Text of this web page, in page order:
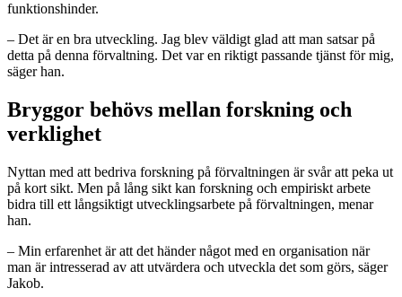
funktionshinder.
– Det är en bra utveckling. Jag blev väldigt glad att man satsar på
detta på denna förvaltning. Det var en riktigt passande tjänst för mig,
säger han.
Bryggor behövs mellan forskning och
verklighet
Nyttan med att bedriva forskning på förvaltningen är svår att peka ut
på kort sikt. Men på lång sikt kan forskning och empiriskt arbete
bidra till ett långsiktigt utvecklingsarbete på förvaltningen, menar
han.
– Min erfarenhet är att det händer något med en organisation när
man är intresserad av att utvärdera och utveckla det som görs, säger
Jakob.